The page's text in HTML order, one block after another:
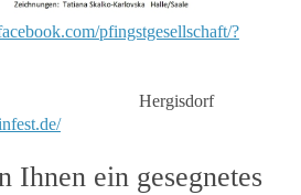
pfingstgesellschaft/?
Ihnen ein gesegnetes